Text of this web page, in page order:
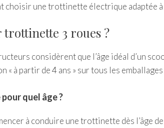
choisir une trottinette électrique adaptée
trottinette 3 roues ?
considèrent que l’âge idéal d’un
« à partir de 4 ans » sur tous les
quel âge ?
à conduire une trottinette dès l’âge